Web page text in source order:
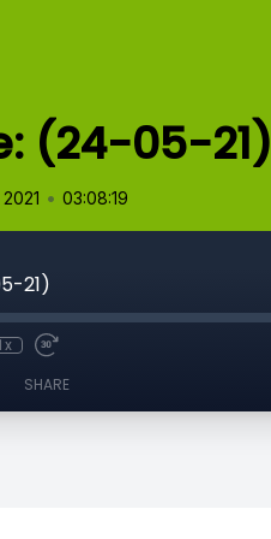
(24-05-21)
• 03:08:19
21)
SHARE